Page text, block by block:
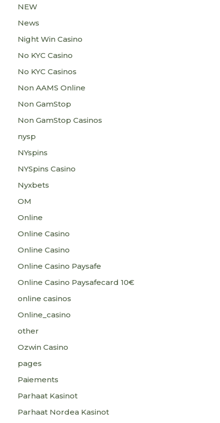
NEW
News
Night Win Casino
No KYC Casino
No KYC Casinos
Non AAMS Online
Non GamStop
Non GamStop Casinos
nysp
NYspins
NYSpins Casino
Nyxbets
OM
Online
Online Casino
Online Casino
Online Casino Paysafe
Online Casino Paysafecard 10€
online casinos
Online_casino
other
Ozwin Casino
pages
Paiements
Parhaat Kasinot
Parhaat Nordea Kasinot